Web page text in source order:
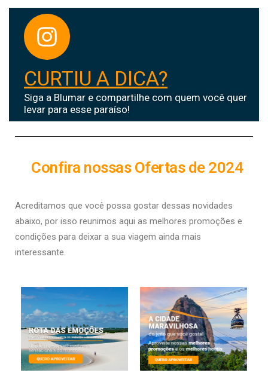
CURTIU A DICA?
Siga a Blumar e compartilhe com quem você quer
levar para esse paraíso!
Confira nossas Ofertas de 2024
Acreditamos que você possa gostar dessas novidades
abaixo, por isso reunimos aqui as melhores promoções e
condições para deixar a sua viagem ainda mais
interessante.